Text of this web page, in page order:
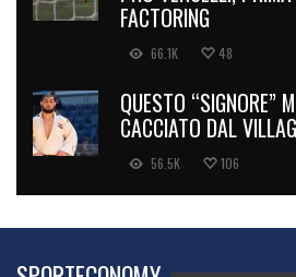
FACTORING
66.1K 48
QUESTO “SIGNORE”
CACCIATO DAL
56.5K 106